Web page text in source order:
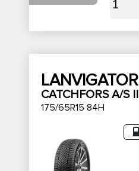
LANVIGATOR
CATCHFORS A/S II
175/65R15 84H